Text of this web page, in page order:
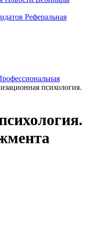
Реферальная
психология.